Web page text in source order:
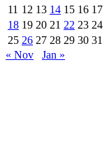
11 12 13 14 15 16 17
18 19 20 21 22 23 24
25 26 27 28 29 30 31
« Nov
Jan »